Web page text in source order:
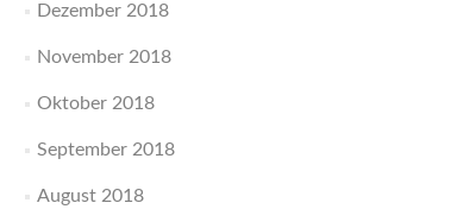
Dezember 2018
November 2018
Oktober 2018
September 2018
August 2018